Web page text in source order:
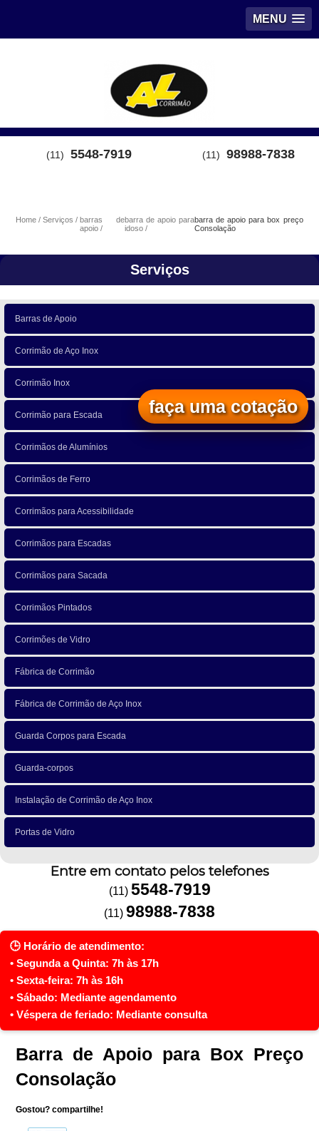
MENU
(11) 5548-7919 (11) 98988-7838
Home Serviços
barras de
apoio
barra de apoio para
idoso
barra de apoio para box preço
Consolação
Serviços
Barras de Apoio
Corrimão de Aço Inox
Corrimão Inox
Corrimão para Escada
Corrimãos de Alumínios
Corrimãos de Ferro
Corrimãos para Acessibilidade
Corrimãos para Escadas
Corrimãos para Sacada
Corrimãos Pintados
Corrimões de Vidro
Fábrica de Corrimão
Fábrica de Corrimão de Aço Inox
Guarda Corpos para Escada
Guarda-corpos
Instalação de Corrimão de Aço Inox
Portas de Vidro
Entre em contato pelos telefones
(11) 5548-7919
(11) 98988-7838
Barra de Apoio para Box Preço
Consolação
Gostou? compartilhe!
faça uma cotação